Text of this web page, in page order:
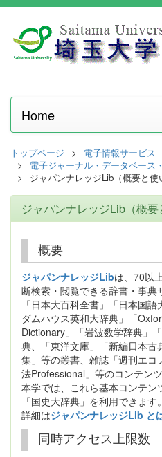
Home
トップページ
電子情報サービス
電子ジャーナル・データベース
ジャパンナレッジLib（概要と使
ジャパンナレッジLib（概要
概要
ジャパンナレッジLibは、70以
断検索・閲覧できる辞書・事典
「日本大百科全書」「日本国
ダムハウス英和大辞典」「
Dictionary」「岩波数学辞典」
典、「東洋文庫」「新編日本
集」等の叢書、雑誌「週刊エ
法Professional」等のコンテン
本学では、これら基本コンテ
「国史大辞典」を利用できます。
詳細はジャパンナレッジLib と
同時アクセス上限数